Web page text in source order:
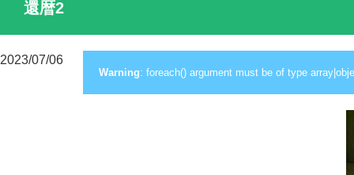
還暦2
2023/07/06
Warning: foreach() argument must be of type